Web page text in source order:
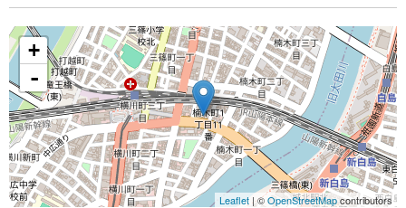
+
-
Leaflet| ©OpenStreetMapcontributors